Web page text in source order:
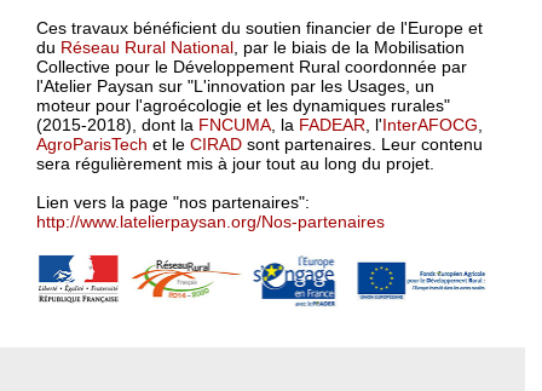
Ces travaux bénéficient du soutien financier de l'Europe et
du Réseau Rural National, par le biais de la Mobilisation
Collective pour le Développement Rural coordonnée par
l'Atelier Paysan sur "L'innovation par les Usages, un
moteur pour l'agroécologie et les dynamiques rurales"
(2015-2018), dont la FNCUMA, la FADEAR, l'InterAFOCG,
AgroParisTech et le CIRAD sont partenaires. Leur contenu
sera régulièrement mis à jour tout au long du projet.
Lien vers la page "nos partenaires":
http://www.latelierpaysan.org/Nos-partenaires